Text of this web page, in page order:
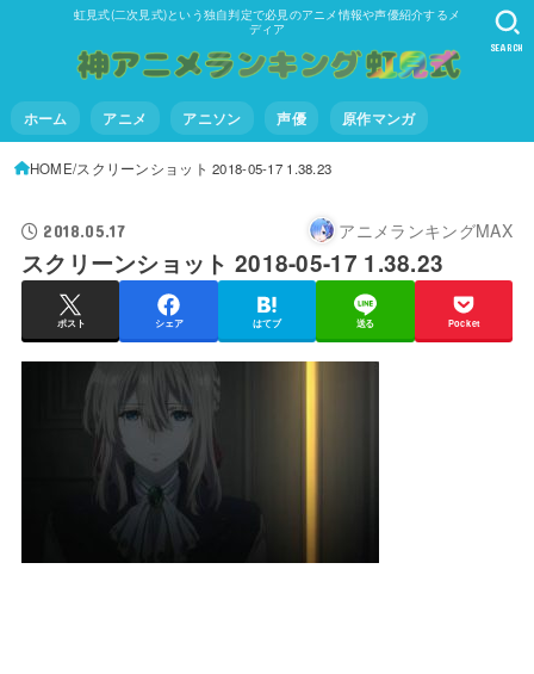
虹見式(二次見式)という独自判定で必見のアニメ情報や声優紹介するメ
ディア
ホーム アニメ アニソン 声優 原作マンガ
SEARCH
HOME スクリーンショット 2018-05-17 1.38.23
2018.05.17 アニメランキングMAX
スクリーンショット 2018-05-17 1.38.23
ポスト シェア はてブ 送る Pocket